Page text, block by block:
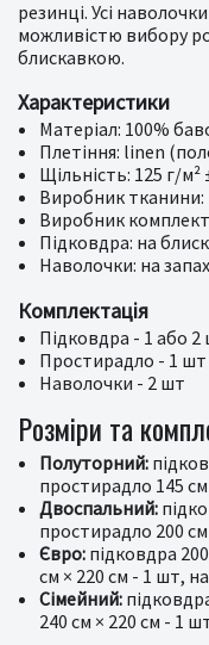
резинці. Усі
можливістю вибору
блискавкою.
Характеристики
Матеріал: 100%
Плетіння: linen
Щільність: 125 г/м²
Виробник тканини:
Виробник
Підковдра: на
Наволочки: на
Комплектація
Підковдра - 1 або
Простирадло - 1 шт
Наволочки - 2 шт
Розміри та
Полуторний:
простирадло 145
Двоспальний:
простирадло 200
Євро: підковдра
см × 220 см - 1 шт,
Сімейний:
240 см × 220 см - 1